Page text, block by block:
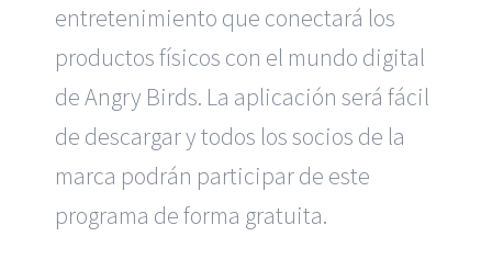
entretenimiento que conectará los
productos físicos con el mundo digital
de Angry Birds. La aplicación será fácil
de descargar y todos los socios de la
marca podrán participar de este
programa de forma gratuita.